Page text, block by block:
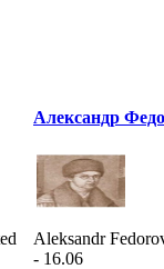
Александр
Aleksandr
- 16.06